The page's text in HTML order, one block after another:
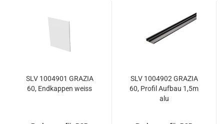
SLV 1004901 GRAZIA
60, Endkappen weiss
SLV 1004902 GRAZIA
60, Profil Aufbau 1,5m
alu